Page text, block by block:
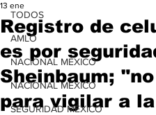
TODOS
AMLO
NACIONAL MÉXICO
NACIONAL MÉXICO
SEGURIDAD MÉXICO
Registro de
es por
Sheinbaum;
para vigilar a la
13 ene